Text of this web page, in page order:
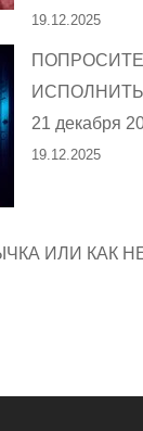
19.12.2025
21 декабря
19.12.2025
ИЛИ КАК